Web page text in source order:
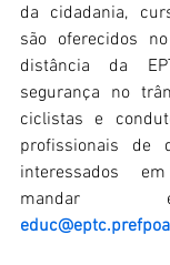
da cidadania,
são oferecidos
distância da
segurança no
ciclistas e
profissionais de
interessados